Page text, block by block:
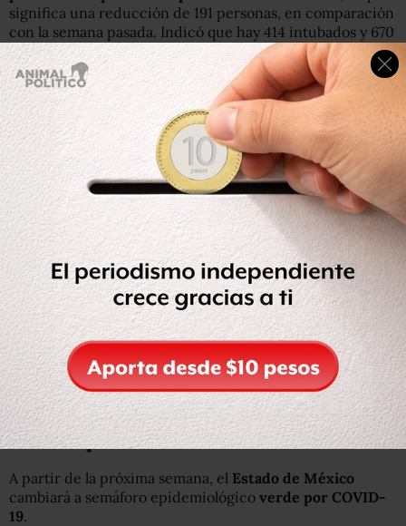
significa una reducción de 191 personas, en comparación
con la semana pasada. Indicó que hay 414 intubados y 670
hospitalizados en general.
Además, informó que en el Valle de México hay mil 450
personas hospitalizadas, una reducción de 255 personas.
Se registran mil 959 hospitalizados en general y 491
intubados.
De acuerdo con el funcionario,los ingresos
hospitalarios se han se han reducido 79% con respecto
al máximo de la tercer ola del 14 de agosto, cuando se
registraron 2 mil 371 hospitalizados en siete días.
En los últimos siete días se han reportado 501 nuevos
ingresos a hospitales, detalló.
Los casos activos se han reducido 82% con respecto al
máximo de la tercera ola de la pandemia.
Edomex pasa a semáforo verde
A partir de la próxima semana, el Estado de México
cambiará a semáforo epidemiológico verde por COVID-
19.